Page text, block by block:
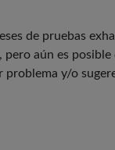
de pruebas
aún es
y/o